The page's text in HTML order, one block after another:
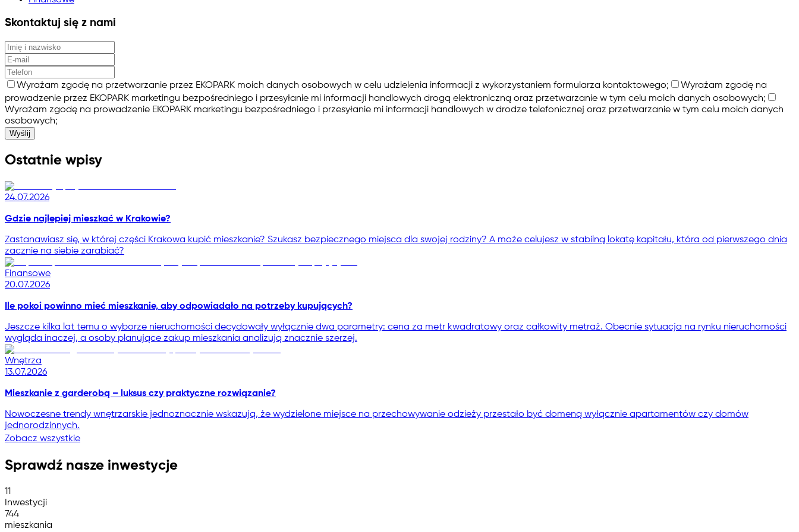
Skontaktuj się z nami
Wyrażam zgodę na przetwarzanie przez EKOPARK moich danych osobowych w celu udzielenia informacji z wykorzystaniem formularza kontaktowego;
Wyrażam zgodę na
prowadzenie przez EKOPARK marketingu bezpośredniego i przesyłanie mi informacji handlowych drogą elektroniczną oraz przetwarzanie w tym celu moich danych osobowych;
Wyrażam zgodę na prowadzenie EKOPARK marketingu bezpośredniego i przesyłanie mi informacji handlowych w drodze telefonicznej oraz przetwarzanie w tym celu moich danych
osobowych;
Wyślij
Ostatnie wpisy
24.07.2026
Gdzie najlepiej mieszkać w Krakowie?
Zastanawiasz się, w której części Krakowa kupić mieszkanie? Szukasz bezpiecznego miejsca dla swojej rodziny? A może celujesz w stabilną lokatę kapitału, która od pierwszego dnia
zacznie na siebie zarabiać?
Finansowe
20.07.2026
Ile pokoi powinno mieć mieszkanie, aby odpowiadało na potrzeby kupujących?
Jeszcze kilka lat temu o wyborze nieruchomości decydowały wyłącznie dwa parametry: cena za metr kwadratowy oraz całkowity metraż. Obecnie sytuacja na rynku nieruchomości
wygląda inaczej, a osoby planujące zakup mieszkania analizują znacznie szerzej.
Wnętrza
13.07.2026
Mieszkanie z garderobą – luksus czy praktyczne rozwiązanie?
Nowoczesne trendy wnętrzarskie jednoznacznie wskazują, że wydzielone miejsce na przechowywanie odzieży przestało być domeną wyłącznie apartamentów czy domów
jednorodzinnych.
Zobacz wszystkie
Sprawdź nasze inwestycje
11
Inwestycji
744
mieszkania